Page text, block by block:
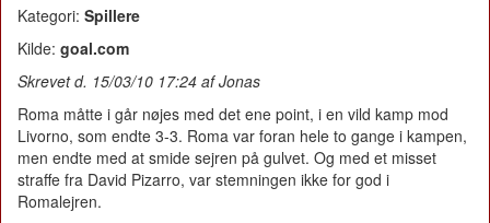
Kategori: Spillere
Kilde: goal.com
Skrevet d. 15/03/10 17:24 af Jonas
Roma måtte i går nøjes med det ene point, i en vild kamp mod
Livorno, som endte 3-3. Roma var foran hele to gange i kampen,
men endte med at smide sejren på gulvet. Og med et misset
straffe fra David Pizarro, var stemningen ikke for god i
Romalejren.